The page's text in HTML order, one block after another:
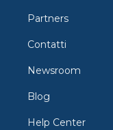
Partners
Contatti
Newsroom
Blog
Help Center